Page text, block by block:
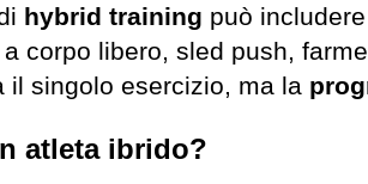
hybrid training può
corpo libero, sled push,
il singolo esercizio, ma la
atleta ibrido?